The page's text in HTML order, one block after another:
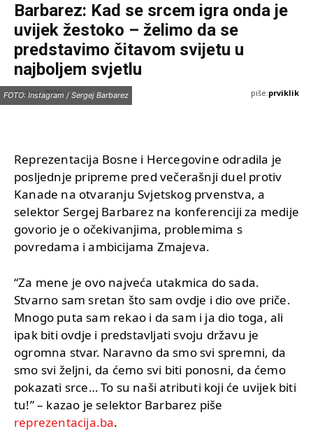
Barbarez: Kad se srcem igra onda je
uvijek žestoko – želimo da se
predstavimo čitavom svijetu u
najboljem svjetlu
12 Juna, 2026 piše:prviklik
FOTO: Instagram / Sergej Barbarez
Reprezentacija Bosne i Hercegovine odradila je
posljednje pripreme pred večerašnji duel protiv
Kanade na otvaranju Svjetskog prvenstva, a
selektor Sergej Barbarez na konferenciji za medije
govorio je o očekivanjima, problemima s
povredama i ambicijama Zmajeva.
“Za mene je ovo najveća utakmica do sada.
Stvarno sam sretan što sam ovdje i dio ove priče.
Mnogo puta sam rekao i da sam i ja dio toga, ali
ipak biti ovdje i predstavljati svoju državu je
ogromna stvar. Naravno da smo svi spremni, da
smo svi željni, da ćemo svi biti ponosni, da ćemo
pokazati srce… To su naši atributi koji će uvijek biti
tu!” – kazao je selektor Barbarez piše
reprezentacija.ba.